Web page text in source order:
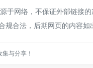
于网络，不保证外部链接
合法，后期网页的内容
与分享！